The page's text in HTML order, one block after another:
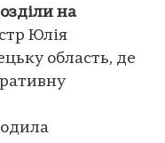
на
Юлія
область, де